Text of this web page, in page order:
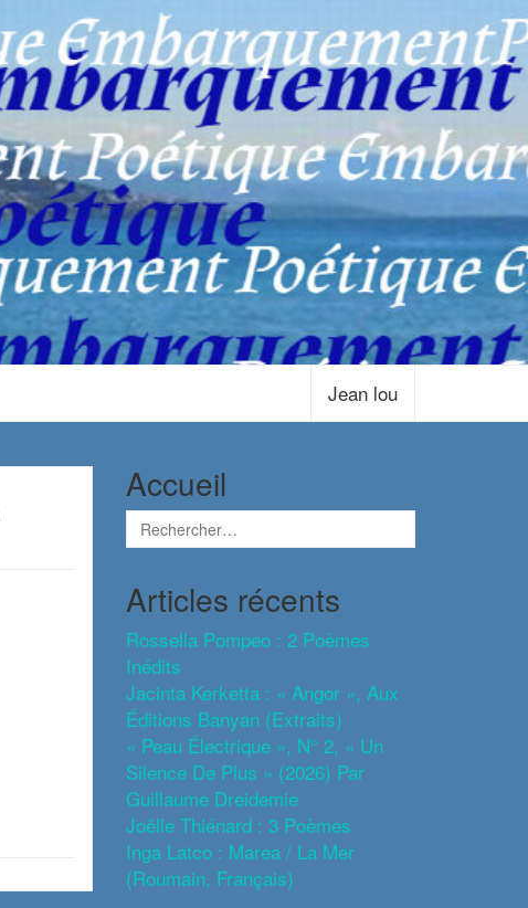
Jean lou
Accueil
Articles récents
Rossella Pompeo : 2 Poèmes
Inédits
Jacinta Kerketta : « Angor », Aux
Éditions Banyan (extraits)
« Peau Électrique », N° 2, « Un
Silence De Plus » (2026) Par
Guillaume Dreidemie
Joëlle Thiénard : 3 Poèmes
Inga Latco : Marea / La Mer
(roumain, Français)